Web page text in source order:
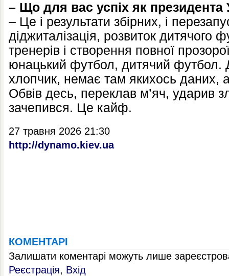
– Що для вас успіх як
– Це і результати збірних, і
діджиталізація, розвиток дитячого
тренерів і створення повної
юнацький футбол, дитячий футбол.
хлопчик, немає там якихось даних,
Обвів десь, переклав м’яч, ударив
зачепився. Це кайф.
27 травня 2026 21:30
http://dynamo.kiev.ua
КОМЕНТАРІ
Залишати коментарі можуть лише
Реєстрація, Вхід